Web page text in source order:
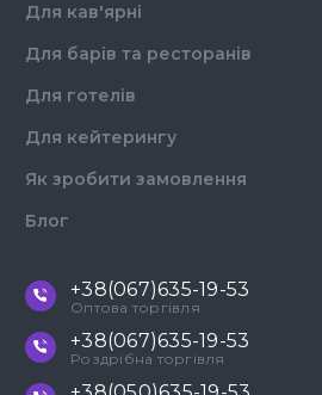
Для кав'ярні
Для барів та ресторанів
Для готелів
Для кейтерингу
Як зробити замовлення
Блог
+38(067)635-19-53
Оптова торгівля
+38(067)635-19-53
Роздрібна торгівля